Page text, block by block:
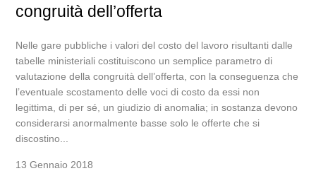
congruità dell’offerta
Nelle gare pubbliche i valori del costo del lavoro risultanti dalle
tabelle ministeriali costituiscono un semplice parametro di
valutazione della congruità dell’offerta, con la conseguenza che
l’eventuale scostamento delle voci di costo da essi non
legittima, di per sé, un giudizio di anomalia; in sostanza devono
considerarsi anormalmente basse solo le offerte che si
discostino...
13 Gennaio 2018